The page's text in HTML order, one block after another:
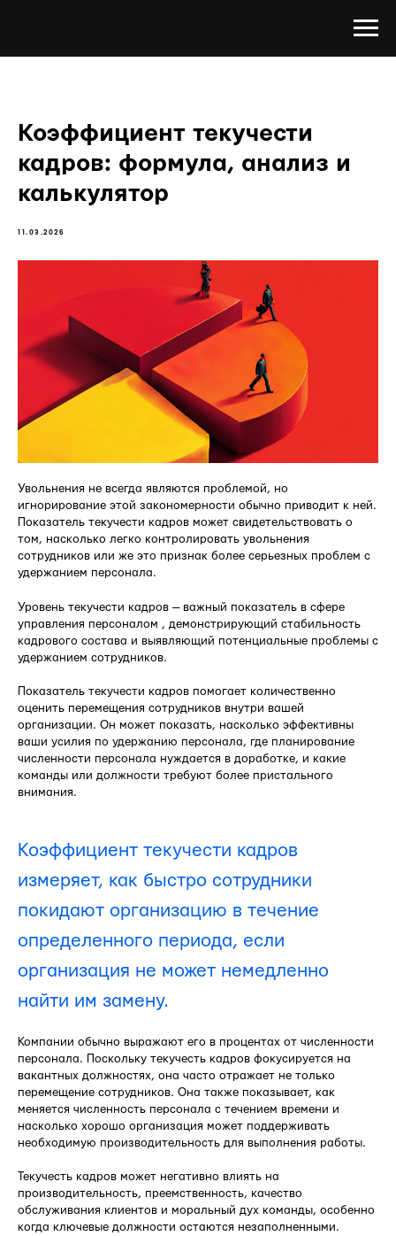
Коэффициент текучести
кадров: формула, анализ и
калькулятор
11.03.2026
Увольнения не всегда являются проблемой, но
игнорирование этой закономерности обычно приводит к ней.
Показатель текучести кадров может свидетельствовать о
том, насколько легко контролировать увольнения
сотрудников или же это признак более серьезных проблем с
удержанием персонала.
Уровень текучести кадров — важный показатель в сфере
управления персоналом , демонстрирующий стабильность
кадрового состава и выявляющий потенциальные проблемы с
удержанием сотрудников.
Показатель текучести кадров помогает количественно
оценить перемещения сотрудников внутри вашей
организации. Он может показать, насколько эффективны
ваши усилия по удержанию персонала, где планирование
численности персонала нуждается в доработке, и какие
команды или должности требуют более пристального
внимания.
Коэффициент текучести кадров
измеряет, как быстро сотрудники
покидают организацию в течение
определенного периода, если
организация не может немедленно
найти им замену.
Компании обычно выражают его в процентах от численности
персонала. Поскольку текучесть кадров фокусируется на
вакантных должностях, она часто отражает не только
перемещение сотрудников. Она также показывает, как
меняется численность персонала с течением времени и
насколько хорошо организация может поддерживать
необходимую производительность для выполнения работы.
Текучесть кадров может негативно влиять на
производительность, преемственность, качество
обслуживания клиентов и моральный дух команды, особенно
когда ключевые должности остаются незаполненными.